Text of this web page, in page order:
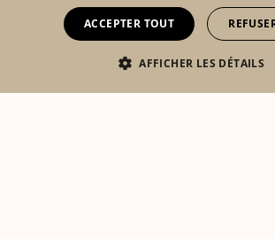
ACCEPTER TOUT
AFFICHER LES DÉTAILS